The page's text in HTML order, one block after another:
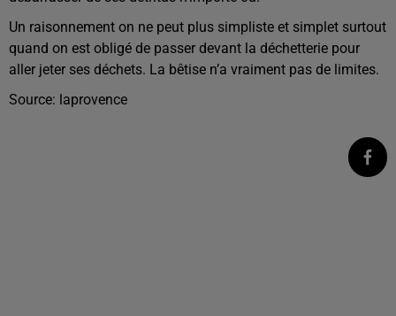
Un raisonnement on ne peut plus simpliste et simplet surtout
quand on est obligé de passer devant la déchetterie pour
aller jeter ses déchets. La bêtise n’a vraiment pas de limites.
Source: laprovence